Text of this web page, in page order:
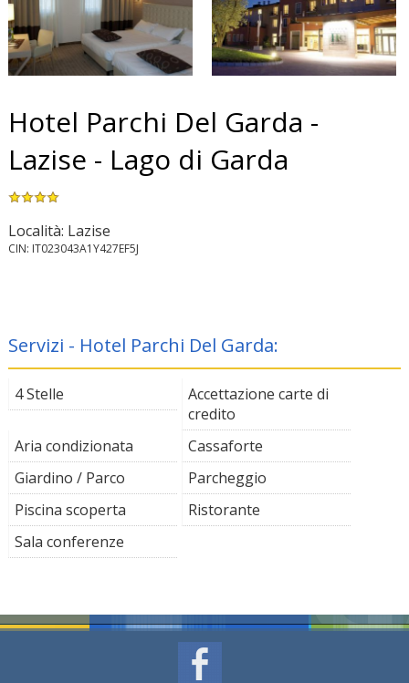
Hotel Parchi Del Garda -
Lazise - Lago di Garda
Località: Lazise
CIN: IT023043A1Y427EF5J
Servizi - Hotel Parchi Del Garda:
4 Stelle
Accettazione carte di
credito
Aria condizionata
Cassaforte
Giardino / Parco
Parcheggio
Piscina scoperta
Ristorante
Sala conferenze